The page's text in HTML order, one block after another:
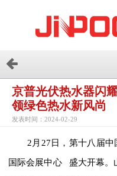
京普光伏热水器闪
领绿色热水新风尚
发表时间：2024-02-29
2月27日，第十八届
国际会展中心 盛大开幕。